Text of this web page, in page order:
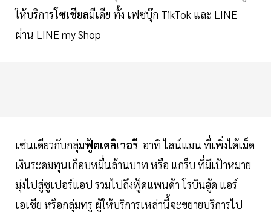
ให้บริการโซเชียลมีเดีย ทั้ง เฟซบุ๊ก TikTok และ LINE
ผ่าน LINE my Shop
เช่นเดียวกับกลุ่มฟู้ดเดลิเวอรี อาทิ ไลน์แมน ที่เพิ่งได้เม็ด
เงินระดมทุนเกือบหมื่นล้านบาท หรือ แกร็บ ที่มีเป้าหมาย
มุ่งไปสู่ซูเปอร์แอป รวมไปถึงฟู้ดแพนด้า โรบินฮู้ด แอร์
เอเชีย หรือกลุ่มทรู ผู้ให้บริการเหล่านี้จะขยายบริการไป